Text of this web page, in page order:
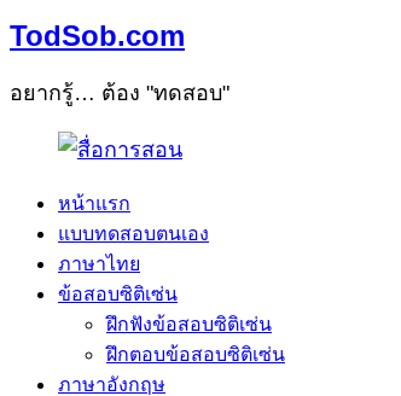
TodSob.com
อยากรู้… ต้อง "ทดสอบ"
หน้าแรก
แบบทดสอบตนเอง
ภาษาไทย
ข้อสอบซิติเซ่น
ฝึกฟังข้อสอบซิติเซ่น
ฝึกตอบข้อสอบซิติเซ่น
ภาษาอังกฤษ